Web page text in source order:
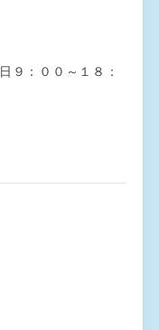
９：００～１８：